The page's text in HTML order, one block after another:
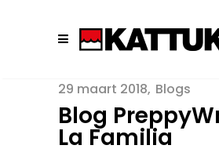
29 maart 2018 Blogs
Blog
La Familia